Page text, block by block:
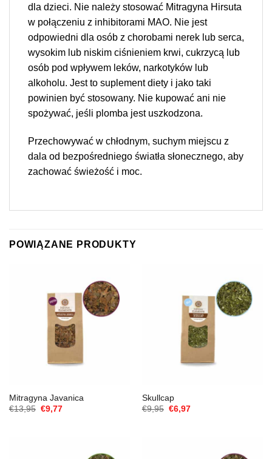
dla dzieci. Nie należy stosować Mitragyna Hirsuta
w połączeniu z inhibitorami MAO. Nie jest
odpowiedni dla osób z chorobami nerek lub serca,
wysokim lub niskim ciśnieniem krwi, cukrzycą lub
osób pod wpływem leków, narkotyków lub
alkoholu. Jest to suplement diety i jako taki
powinien być stosowany. Nie kupować ani nie
spożywać, jeśli plomba jest uszkodzona.
Przechowywać w chłodnym, suchym miejscu z
dala od bezpośredniego światła słonecznego, aby
zachować świeżość i moc.
POWIĄZANE PRODUKTY
Mitragyna Javanica
€13,95 Cena
€9,77Aktualna
Skullcap
€9,95 Cena
€6,97Aktualna